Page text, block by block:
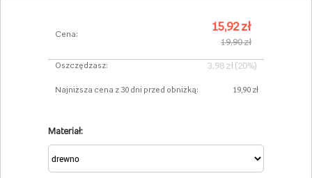
Cena:
15,92 zł
19,90 zł
Oszczędzasz: 3,98 zł (20%)
Najniższa cena z 30 dni przed obniżką: 19,90 zł
Materiał: